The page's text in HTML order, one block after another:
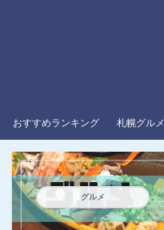
おすすめランキング 札幌グルメ
グルメ